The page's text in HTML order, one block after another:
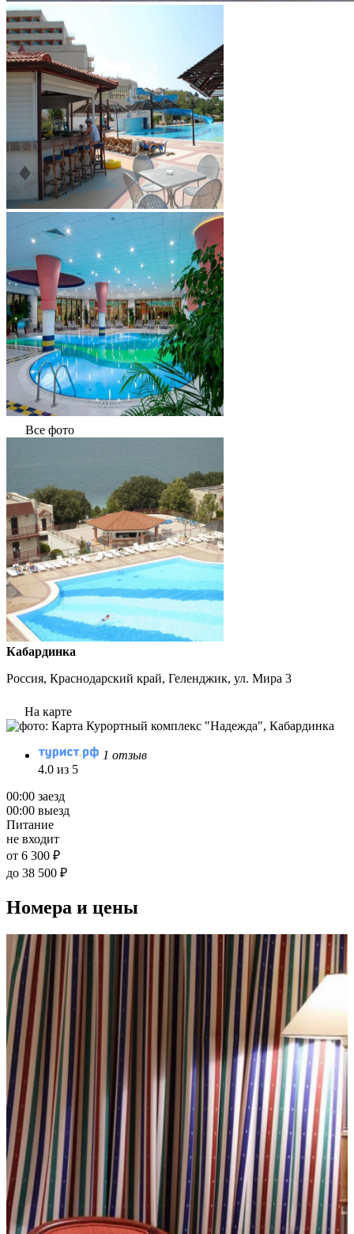
Все фото
Кабардинка
Россия, Краснодарский край, Геленджик, ул. Мира 3
На карте
1 отзыв
4.0 из 5
00:00 заезд
00:00 выезд
Питание
не входит
от 6 300 ₽
до 38 500 ₽
Номера и цены